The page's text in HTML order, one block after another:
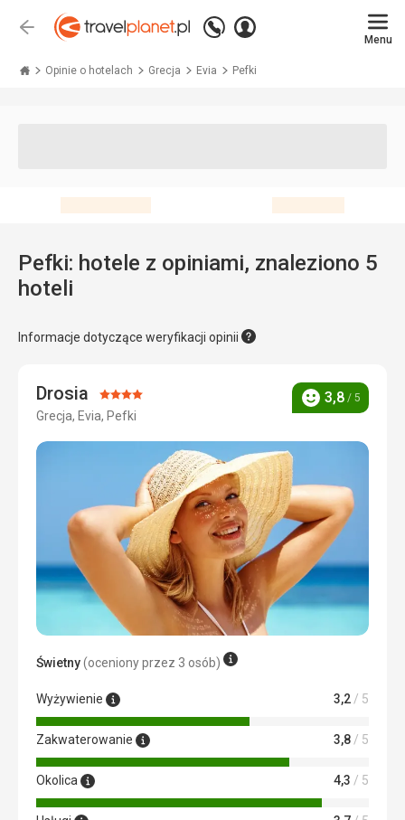
Wstecz
Zadzwoń
+48 71 771 76 55
Zaloguj
Menu
Opinie o hotelach Grecja Evia Pefki
Pefki: hotele z opiniami, znaleziono 5
hoteli
Informacje dotyczące weryfikacji opinii
Drosia Ocena:
4/5
Grecja, Evia, Pefki
Ocena
3,8 / 5
Świetny(oceniony przez 3 osób)
Wyżywienie 3,2 / 5
Zakwaterowanie 3,8 / 5
Okolica 4,3 / 5